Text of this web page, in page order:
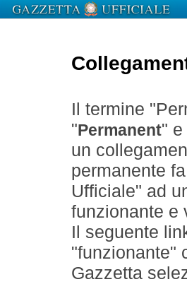
Il termine
" Permanent" e
un
permanente
Ufficiale" ad
funzionante e
Il seguente
"funzionante"
Gazzetta